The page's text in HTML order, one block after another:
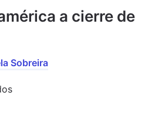
a cierre de
Sobreira